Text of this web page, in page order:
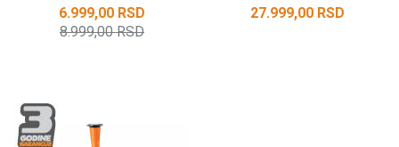
6.999,00 RSD
8.999,00RSD
27.999,00 RSD